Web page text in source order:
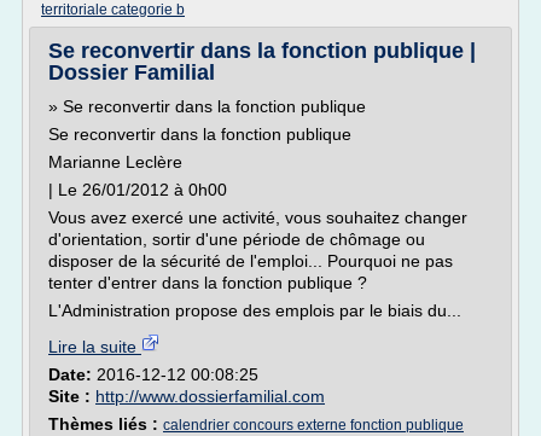
territoriale categorie b
Se reconvertir dans la fonction publique |
Dossier Familial
» Se reconvertir dans la fonction publique
Se reconvertir dans la fonction publique
Marianne Leclère
| Le 26/01/2012 à 0h00
Vous avez exercé une activité, vous souhaitez changer
d'orientation, sortir d'une période de chômage ou
disposer de la sécurité de l'emploi... Pourquoi ne pas
tenter d'entrer dans la fonction publique ?
L'Administration propose des emplois par le biais du...
Lire la suite
Date: 2016-12-12 00:08:25
Site : http://www.dossierfamilial.com
Thèmes liés : calendrier concours externe fonction publique